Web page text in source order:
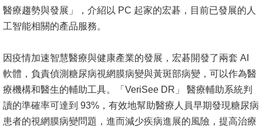
究
消
息
公
醫療趨勢與發展」，介紹以 PC 起家的宏碁，目前已發展的人
工智能相關的產品服務。
因疫情加速智慧醫療與健康產業的發展，宏碁開發了兩套 AI
軟體，負責偵測糖尿病視網膜病變與黃斑部病變，可以作為醫
療機構和醫生的輔助工具。「VeriSee DR」 醫療輔助系統判
讀的準確率可達到 93%，有效地幫助醫療人員早期發現糖尿病
患者的視網膜病變問題，進而減少疾病進展的風險，提高治療